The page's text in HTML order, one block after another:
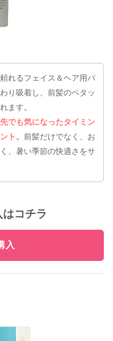
れるフェイス＆ヘア用パ
り吸着し、前髪のペタッ
ます。
でも気になったタイミン
ト。 前髪だけでなく、お
、暑い季節の快適さをサ
コチラ
入